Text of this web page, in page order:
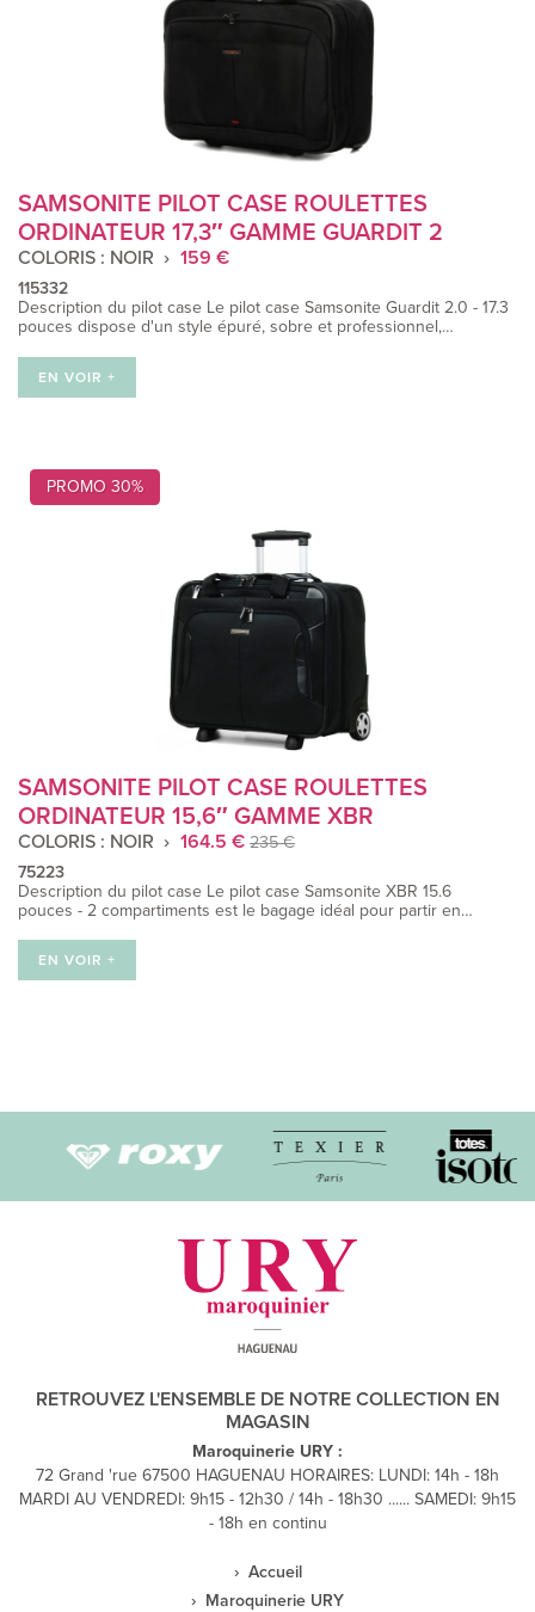
SAMSONITE PILOT CASE ROULETTES
ORDINATEUR 17,3″ GAMME GUARDIT 2
COLORIS : NOIR 159 €
115332
Description du pilot case Le pilot case Samsonite Guardit 2.0 - 17.3
pouces dispose d'un style épuré, sobre et professionnel,…
EN VOIR +
PROMO 30%
SAMSONITE PILOT CASE ROULETTES
ORDINATEUR 15,6″ GAMME XBR
COLORIS : NOIR 164.5 € 235 €
75223
Description du pilot case Le pilot case Samsonite XBR 15.6
pouces - 2 compartiments est le bagage idéal pour partir en…
EN VOIR +
des
RETROUVEZ L'ENSEMBLE DE NOTRE COLLECTION EN
MAGASIN
Maroquinerie URY :
72 Grand 'rue 67500 HAGUENAU HORAIRES: LUNDI: 14h - 18h
MARDI AU VENDREDI: 9h15 - 12h30 / 14h - 18h30 ...... SAMEDI: 9h15
- 18h en continu
Accueil
Maroquinerie URY